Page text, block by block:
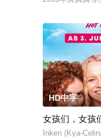
HD中字
女孩们，女孩
Inken (Kya-